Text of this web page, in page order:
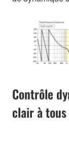
Contrôle
clair à